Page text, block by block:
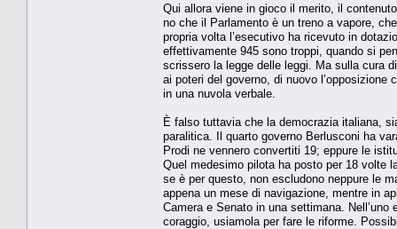
Qui allora viene in gioco il merito, il
no che il Parlamento è un treno a vapore,
propria volta l’esecutivo ha ricevuto in
effettivamente 945 sono troppi, quando si
scrissero la legge delle leggi. Ma sulla cura
ai poteri del governo, di nuovo
in una nuvola verbale.
È falso tuttavia che la democrazia italiana,
paralitica. Il quarto governo Berlusconi ha
Prodi ne vennero convertiti 19; eppure le
Quel medesimo pilota ha posto per 18 volte
se è per questo, non escludono neppure le
appena un mese di navigazione, mentre in
Camera e Senato in una settimana.
coraggio, usiamola per fare le riforme.